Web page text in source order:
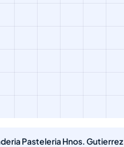
Pasteleria Hnos. Gutierrez